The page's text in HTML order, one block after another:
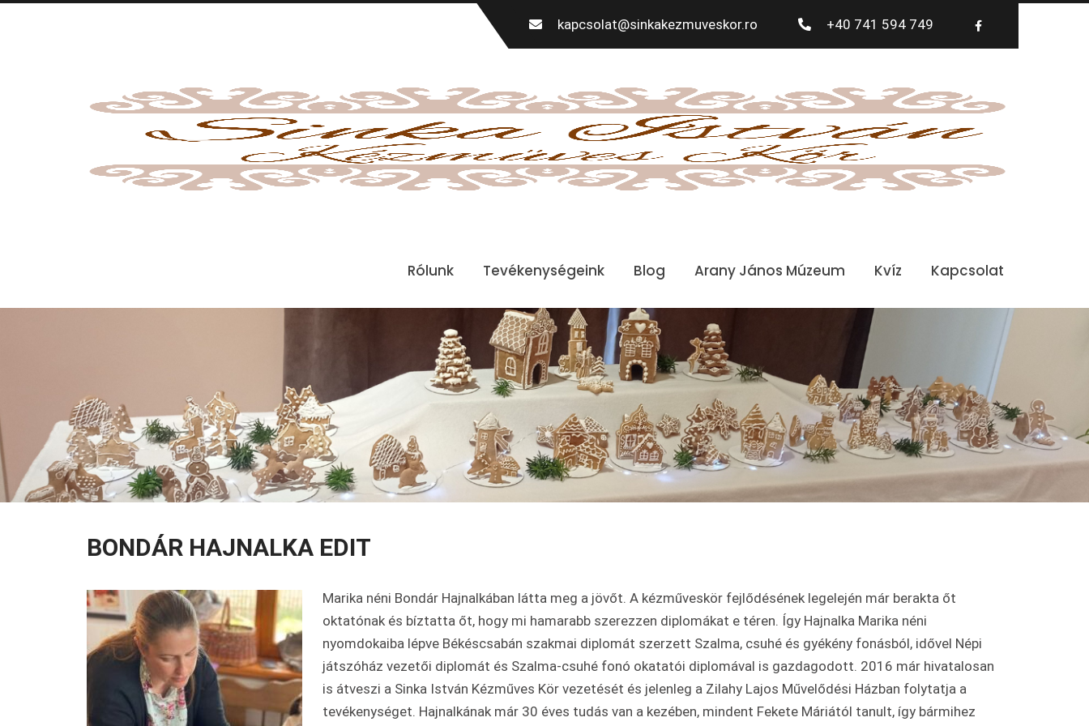
kapcsolat@sinkakezmuveskor.ro +40 741 594 749
Rólunk Tevékenységeink Blog Arany János Múzeum Kvíz Kapcsolat
BONDÁR HAJNALKA EDIT
Marika néni Bondár Hajnalkában látta meg a jövőt. A kézműveskör fejlődésének legelején már berakta őt
oktatónak és bíztatta őt, hogy mi hamarabb szerezzen diplomákat e téren. Így Hajnalka Marika néni
nyomdokaiba lépve Békéscsabán szakmai diplomát szerzett Szalma, csuhé és gyékény fonásból, idővel Népi
játszóház vezetői diplomát és Szalma-csuhé fonó okatatói diplomával is gazdagodott. 2016 már hivatalosan
is átveszi a Sinka István Kézműves Kör vezetését és jelenleg a Zilahy Lajos Művelődési Házban folytatja a
tevékenységet. Hajnalkának már 30 éves tudás van a kezében, mindent Fekete Máriától tanult, így bármihez